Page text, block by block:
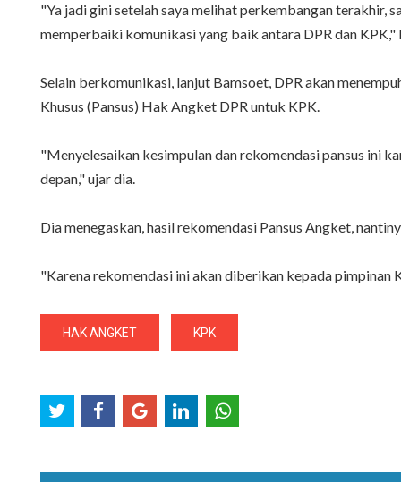
"Ya jadi gini setelah saya melihat perkembangan terakhir,
memperbaiki komunikasi yang baik antara DPR dan
Selain berkomunikasi, lanjut Bamsoet, DPR akan
Khusus (Pansus) Hak Angket DPR untuk KPK.
"Menyelesaikan kesimpulan dan rekomendasi pansus ini
depan," ujar dia.
Dia menegaskan, hasil rekomendasi Pansus Angket,
"Karena rekomendasi ini akan diberikan kepada pimpinan
HAK ANGKET KPK